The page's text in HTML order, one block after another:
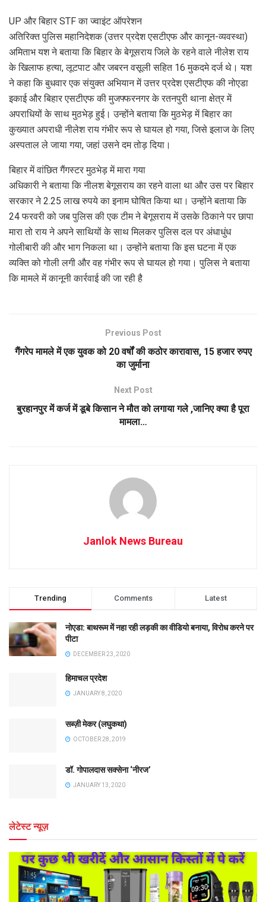
UP और बिहार STF का ज्वाइंट ऑपरेशन
अतिरिक्त पुलिस महानिदेशक (उत्तर प्रदेश एसटीएफ और कानून-व्यवस्था)
अमिताभ यश ने बताया कि बिहार के बेगूसराय जिले के रहने वाले नीलेश राय
के खिलाफ हत्या, लूटपाट और जबरन वसूली सहित 16 मुकदमे दर्ज थे। यश
ने कहा कि बुधवार एक संयुक्त अभियान में उत्तर प्रदेश एसटीएफ की नोएडा
इकाई और बिहार एसटीएफ की मुजफ्फरनगर के रतनपुरी थाना क्षेत्र में
अपराधियों के साथ मुठभेड़ हुई। उन्होंने बताया कि मुठभेड़ में बिहार का
कुख्यात अपराधी नीलेश राय गंभीर रूप से घायल हो गया, जिसे इलाज के लिए
अस्पताल ले जाया गया, जहां उसने दम तोड़ दिया।
बिहार में वांछित गैंगस्टर मुठभेड़ में मारा गया
अधिकारी ने बताया कि नीलश बेगूसराय का रहने वाला था और उस पर बिहार
सरकार ने 2.25 लाख रुपये का इनाम घोषित किया था। उन्होंने बताया कि
24 फरवरी को जब पुलिस की एक टीम ने बेगूसराय में उसके ठिकाने पर छापा
मारा तो राय ने अपने साथियों के साथ मिलकर पुलिस दल पर अंधाधुंध
गोलीबारी की और भाग निकला था। उन्होंने बताया कि इस घटना में एक
व्यक्ति को गोली लगी और वह गंभीर रूप से घायल हो गया। पुलिस ने बताया
कि मामले में कानूनी कार्रवाई की जा रही है
Previous Post
गैंगरेप मामले में एक युवक को 20 वर्षों की कठोर कारावास, 15 हजार रुपए
का जुर्माना
Next Post
बुरहानपुर में कर्ज में डूबे किसान ने मौत को लगाया गले ,जानिए क्या है पूरा
मामला…
Janlok News Bureau
Trending Comments Latest
नोएडा: बाथरूम में नहा रही लड़की का वीडियो बनाया, विरोध करने पर
पीटा
DECEMBER 23, 2020
हिमाचल प्रदेश
JANUARY 8, 2020
सब्ज़ी मेकर (लघुकथा)
OCTOBER 28, 2019
डॉ. गोपालदास सक्सेना ‘नीरज’
JANUARY 13, 2020
लेटेस्ट न्यूज़